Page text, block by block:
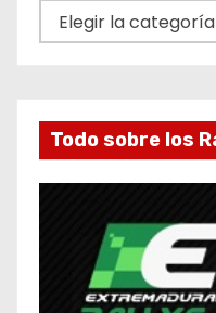
a
o
Todo sobre los